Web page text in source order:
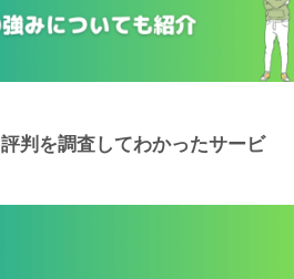
判を調査してわかったサービ